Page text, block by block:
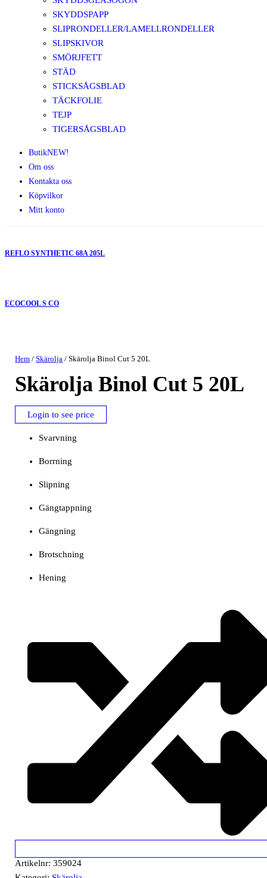
SKYDDSPAPP
SLIPRONDELLER/LAMELLRONDELLER
SLIPSKIVOR
SMÖRJFETT
STÄD
STICKSÅGSBLAD
TÄCKFOLIE
TEJP
TIGERSÅGSBLAD
ButikNEW!
Om oss
Kontakta oss
Köpvilkor
Mitt konto
REFLO SYNTHETIC 68A 205L
ECOCOOL S CO
Hem /Skärolja / Skärolja Binol Cut 5 20L
Skärolja Binol Cut 5 20L
Login to see price
Svarvning
Borrning
Slipning
Gängtappning
Gängning
Brotschning
Hening
Artikelnr:359024